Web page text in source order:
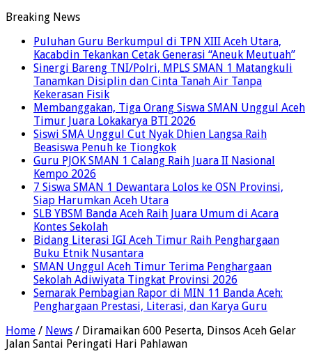
Breaking News
Puluhan Guru Berkumpul di TPN XIII Aceh Utara,
Kacabdin Tekankan Cetak Generasi “Aneuk Meutuah”
Sinergi Bareng TNI/Polri, MPLS SMAN 1 Matangkuli
Tanamkan Disiplin dan Cinta Tanah Air Tanpa
Kekerasan Fisik
Membanggakan, Tiga Orang Siswa SMAN Unggul Aceh
Timur Juara Lokakarya BTI 2026
Siswi SMA Unggul Cut Nyak Dhien Langsa Raih
Beasiswa Penuh ke Tiongkok
Guru PJOK SMAN 1 Calang Raih Juara II Nasional
Kempo 2026
7 Siswa SMAN 1 Dewantara Lolos ke OSN Provinsi,
Siap Harumkan Aceh Utara
SLB YBSM Banda Aceh Raih Juara Umum di Acara
Kontes Sekolah
Bidang Literasi IGI Aceh Timur Raih Penghargaan
Buku Etnik Nusantara
SMAN Unggul Aceh Timur Terima Penghargaan
Sekolah Adiwiyata Tingkat Provinsi 2026
Semarak Pembagian Rapor di MIN 11 Banda Aceh:
Penghargaan Prestasi, Literasi, dan Karya Guru
Home / News / Diramaikan 600 Peserta, Dinsos Aceh Gelar
Jalan Santai Peringati Hari Pahlawan